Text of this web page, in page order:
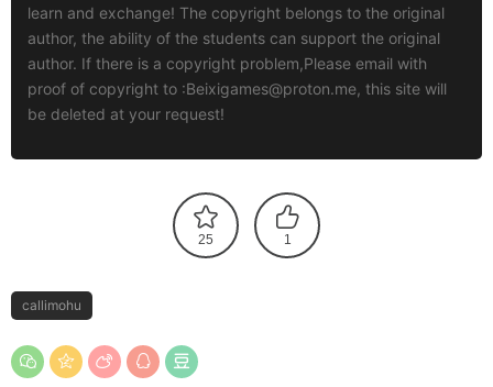
learn and exchange! The copyright belongs to the original
author, the ability of the students can support the original
author. If there is a copyright problem,Please email with
proof of copyright to :Beixigames@proton.me, this site will
be deleted at your request!
25 1
callimohu